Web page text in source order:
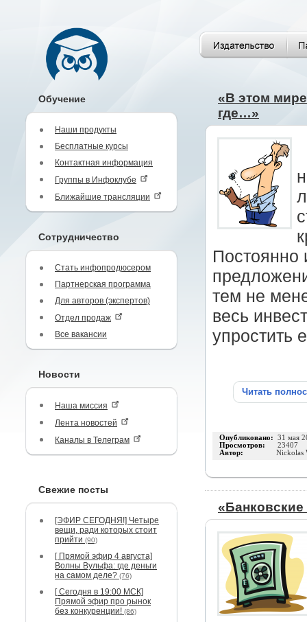
Обучение
Наши продукты
Бесплатные курсы
Контактная информация
Группы в Инфоклубе
Ближайшие трансляции
Сотрудничество
Стать инфопродюсером
Партнерская программа
Для авторов (экспертов)
Отдел продаж
Все вакансии
Новости
Наша миссия
Лента новостей
Каналы в Телеграм
Свежие посты
[ЭФИР СЕГОДНЯ!] Четыре
вещи, ради которых стоит
прийти (90)
[ Прямой эфир 4 августа]
Волны Вульфа: где деньги
на самом деле? (76)
[ Сегодня в 19:00 МСК]
Прямой эфир про рынок
без конкуренции! (86)
«В этом
где…»
Постоянно
тем не
весь
упростить
Читать
Опубликовано: 31 мая
Просмотров: 23407
Автор: Nickolas